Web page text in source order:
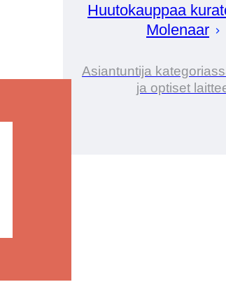
Huutokauppaa
Molenaar
Asiantuntija
ja optiset